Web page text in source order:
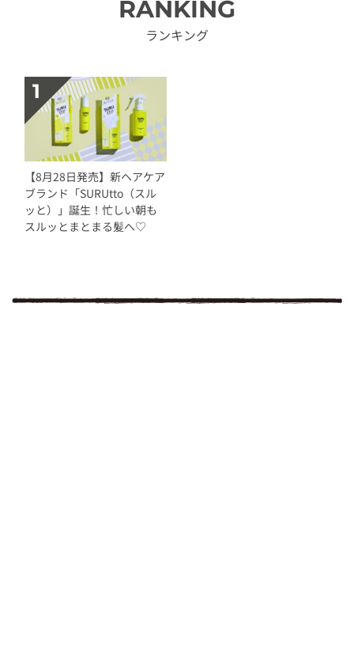
RANKING
ランキング
【8月28日発売】新ヘアケア
ブランド「SURUtto（スル
ッと）」誕生！忙しい朝も
スルッとまとまる髪へ♡